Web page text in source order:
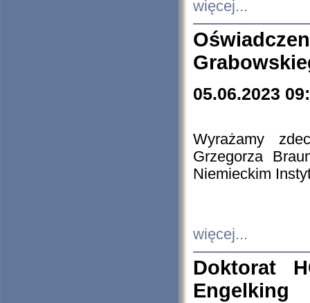
więcej...
05.06.2023
Wyrażamy
Grzegorza
Niemieckim
więcej...
Doktorat
Engelking